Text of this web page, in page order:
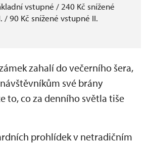
vstupné / 240 Kč snížené
/ 90 Kč snížené vstupné II.
zahalí do večerního šera,
své brány
to, co za denního světla tiše
prohlídek v netradičním